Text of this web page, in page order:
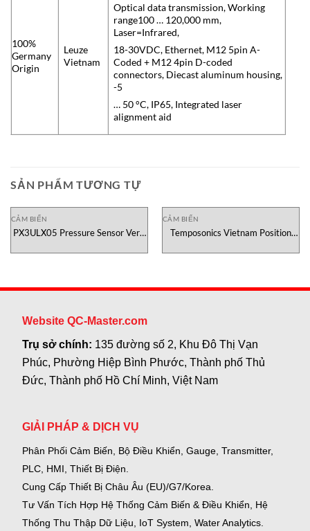
100%
Germany
Origin
Leuze
Vietnam
Optical data transmission, Working
range100 … 120,000 mm,
Laser=Infrared,
18-30VDC, Ethernet, M12 5pin A-
Coded + M12 4pin D-coded
connectors, Diecast aluminum housing,
-5
… 50 °C, IP65, Integrated laser
alignment aid
SẢN PHẨM TƯƠNG TỰ
CẢM BIẾN
PX3ULX05 Pressure Sensor Veris
CẢM BIẾN
Temposonics Vietnam Position
Website QC-Master.com
Trụ sở chính: 135 đường số 2, Khu Đô Thị Vạn
Phúc, Phường Hiệp Bình Phước, Thành phố Thủ
Đức, Thành phố Hồ Chí Minh, Việt Nam
GIẢI PHÁP & DỊCH VỤ
Phân Phối Cảm Biến, Bộ Điều Khiển, Gauge, Transmitter,
PLC, HMI, Thiết Bị Điện.
Cung Cấp Thiết Bị Châu Âu (EU)/G7/Korea.
Tư Vấn Tích Hợp Hệ Thống Cảm Biến & Điều Khiển, Hệ
Thống Thu Thập Dữ Liệu, IoT System, Water Analytics.